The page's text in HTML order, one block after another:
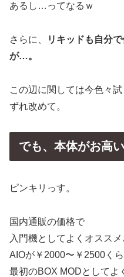
あるし…ってなるｗ
さらに、
リキッドも自分
が…。
この辺に関しては今色々
ずれ改めて。
でも、本体がお高
ピンキリっす。
国内通販の価格で
入門機としてよくオスス
AIOが￥2000〜￥2500くら
最初のBOX MODとしてよ